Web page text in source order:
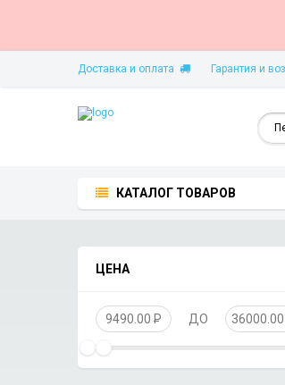
Доставка и оплата Гарантия и
КАТАЛОГ ТОВАРОВ
ЦЕНА
9490.00 P ДО 36000.00